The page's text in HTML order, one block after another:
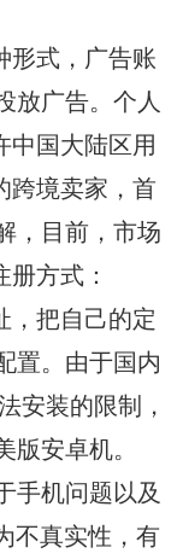
形式，广告账
放广告。个人
中国大陆区用
跨境卖家，首
，目前，市场
册方式：
，把自己的定
置。由于国内
安装的限制，
安卓机。
手机问题以及
不真实性，有